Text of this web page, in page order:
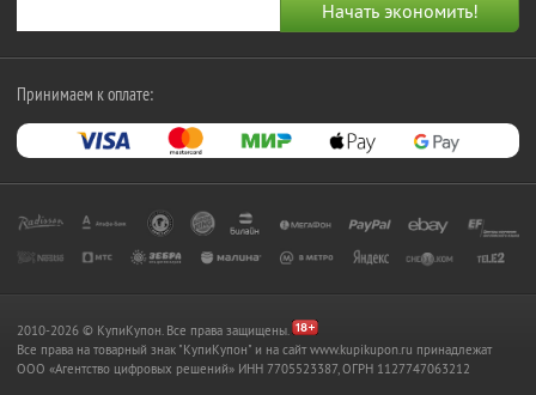
Принимаем к оплате:
2010-2026 © КупиКупон. Все права защищены.
Все права на товарный знак "КупиКупон" и на сайт www.kupikupon.ru принадлежат
OOO «Агентство цифровых решений» ИНН 7705523387, ОГРН 1127747063212